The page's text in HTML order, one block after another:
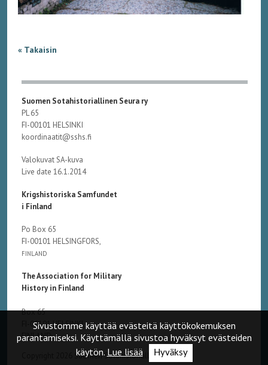
« Takaisin
Suomen Sotahistoriallinen Seura ry
PL 65
FI-00101 HELSINKI
koordinaatit@sshs.fi
Valokuvat SA-kuva
Live date 16.1.2014
Krigshistoriska Samfundet
i Finland
Po Box 65
FI-00101 HELSINGFORS,
FINLAND
The Association for Military
History in Finland
Box 65
FI-00101 HELSINKI,
FINLAND
Copyright 2026 Suomen Sotahistoriallinen Seura ry
Sivustomme käyttää evästeitä käyttökokemuksen
parantamiseksi. Käyttämällä sivustoa hyväksyt evästeiden
käytön. Lue lisää Hyväksy